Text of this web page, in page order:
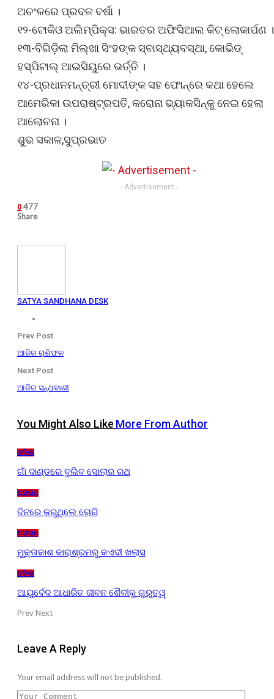
ଅଚଂଳରେ ପ୍ରବଳ ବର୍ଷା ।
୧୨-ଟୋକିଓ ଅଲିମ୍ପିକ୍‌ସ: ଭାରତର ଅଫିସିଆଲ କିଟ୍‌ ଲୋକାର୍ପଣ ।
୧୩-ବିଗିଡ଼ିଲା ମିଲ୍‌ଖା ସିଂହଙ୍କ ସ୍ବାସ୍ଥ୍ୟବସ୍ଥା, କୋଭିଡ୍‌
ହସ୍ପିଟାଲ୍‌ ଆଇସିୟୁରେ ଭର୍ତ୍ତି ।
୧୪-ପ୍ରଧାନମନ୍ତ୍ରୀ ମୋଦୀଙ୍କ ସହ ଫୋନ୍‌ରେ କଥା ହେଲେ
ଆମେରିକା ଉପରାଷ୍ଟ୍ରପତି, କରୋନା ଭ୍ୟାକସିନ୍‌କୁ ନେଇ ହେଲା
ଆଲୋଚନା ।
ଶୁଭ ସକାଳ,ସୁପ୍ରଭାତ
- Advertisement -
0 477
Share
SATYA SANDHANA DESK
Prev Post
ଆଜିର ରାଶିଫଳ
Next Post
ଆଜିର ସନ୍ଥବାଣୀ
You Might Also Like More From Author
ଓଡ଼ିଶା
ଗାଁ ଦାଣ୍ଡରେ ବୁଲିବ ସୋଲାର ରଥ
ଅପରାଧ
ଦିନରେ କରୁଥିଲେ ଚୋରି
ଅପରାଧ
ମୁକ୍ତାକାଶ କାରାଶ୍ରମରୁ କଏଦୀ ଖଲାସ
ଓଡ଼ିଶା
ଆୟୁର୍ବେଦ ଆଧାରିତ ଜୀବନ ଶୈଳୀକୁ ଗୁରୁତ୍ୱ
PrevNext
Leave A Reply
Your email address will not be published.